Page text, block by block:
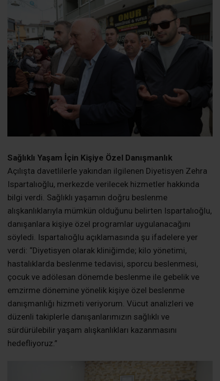
Sağlıklı Yaşam İçin Kişiye Özel Danışmanlık
Açılışta davetlilerle yakından ilgilenen Diyetisyen Zehra
Ispartalıoğlu, merkezde verilecek hizmetler hakkında
bilgi verdi. Sağlıklı yaşamın doğru beslenme
alışkanlıklarıyla mümkün olduğunu belirten Ispartalıoğlu,
danışanlara kişiye özel programlar uygulanacağını
söyledi. Ispartalıoğlu açıklamasında şu ifadelere yer
verdi: “Diyetisyen olarak kliniğimde; kilo yönetimi,
hastalıklarda beslenme tedavisi, sporcu beslenmesi,
çocuk ve adölesan dönemde beslenme ile gebelik ve
emzirme dönemine yönelik kişiye özel beslenme
danışmanlığı hizmeti veriyorum. Vücut analizleri ve
düzenli takiplerle danışanlarımızın sağlıklı ve
sürdürülebilir yaşam alışkanlıkları kazanmasını
hedefliyoruz.”